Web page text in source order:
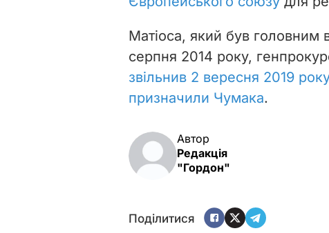
Матіоса, який був головним
серпня 2014 року,
звільнив 2 вересня 2019 року
призначили Чумака.
Автор
Редакція
"Гордон"
Поділитися